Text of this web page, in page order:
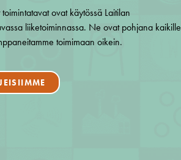
ovat käytössä Laitilan
liiketoiminnassa. Ne ovat pohjana kaikille
toimimaan oikein.